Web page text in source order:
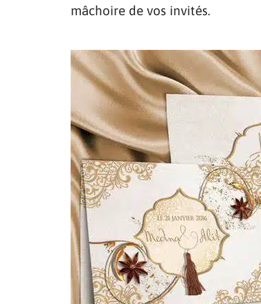
mâchoire de vos invités.